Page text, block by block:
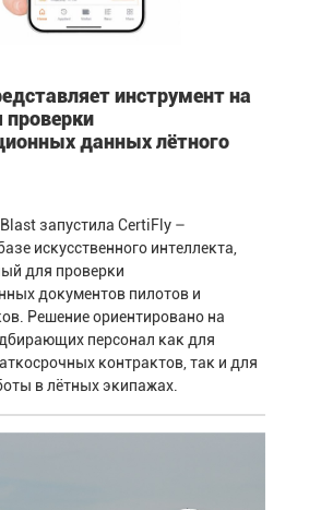
инструмент на
данных лётного
запустила CertiFly –
искусственного интеллекта,
для проверки
документов пилотов и
Решение ориентировано на
персонал как для
контрактов, так и для
в лётных экипажах.